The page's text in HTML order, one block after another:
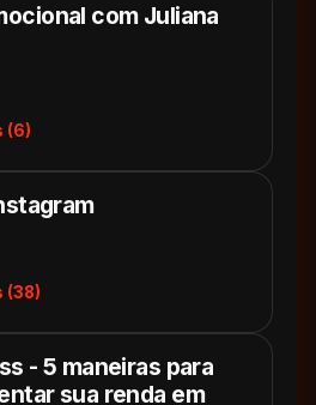
com Juliana
(6)
(38)
- 5 maneiras para
sua renda em